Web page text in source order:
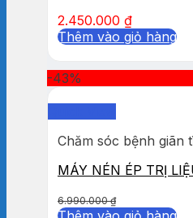
2.450.000 ₫
Thêm vào giỏ hàng
-43%
Chăm sóc bệnh giãn
MÁY NÉN ÉP TRỊ
6.990.000₫